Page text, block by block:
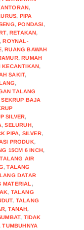
,
, PIPA
,PONDASI,
,RETAKAN,
,ROYNAL-
,RUANG BAWAH
,RUMAH
KECANTIKAN,
SAKIT,
,
TALANG
SEKRUP BAJA
SILVER,
,SELURUH,
PIPA, SILVER,
PRODUK,
15CM 6 INCH,
TALANG AIR
,TALANG
DATAR
MATERIAL ,
, TALANG
, TALANG
,TANAH,
, TIDAK
,TUMBUHNYA